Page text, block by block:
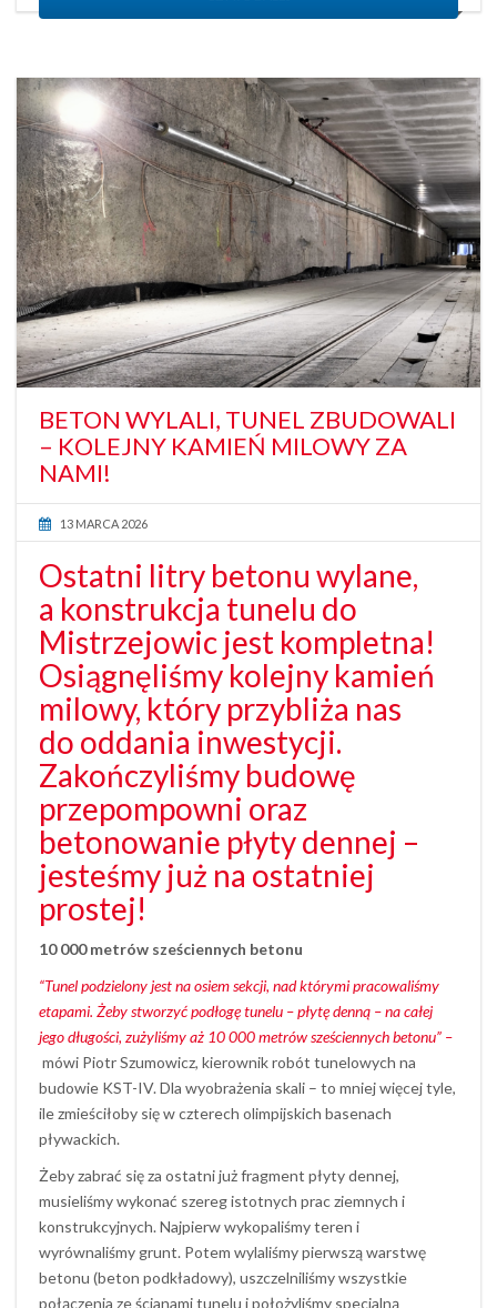
BETON WYLALI, TUNEL ZBUDOWALI
– KOLEJNY KAMIEŃ MILOWY ZA
NAMI!
13 MARCA 2026
Ostatni litry betonu wylane,
a konstrukcja tunelu do
Mistrzejowic jest kompletna!
Osiągnęliśmy kolejny kamień
milowy, który przybliża nas
do oddania inwestycji.
Zakończyliśmy budowę
przepompowni oraz
betonowanie płyty dennej –
jesteśmy już na ostatniej
prostej!
10 000 metrów sześciennych betonu
“Tunel podzielony jest na osiem sekcji, nad którymi pracowaliśmy
etapami. Żeby stworzyć podłogę tunelu – płytę denną – na całej
jego długości, zużyliśmy aż 10 000 metrów sześciennych betonu” –
mówi Piotr Szumowicz, kierownik robót tunelowych na
budowie KST-IV.Dla wyobrażenia skali – to mniej więcej tyle,
ile zmieściłoby się w czterech olimpijskich basenach
pływackich.
Żeby zabrać się za ostatni już fragment płyty dennej,
musieliśmy wykonać szereg istotnych prac ziemnych i
konstrukcyjnych. Najpierw wykopaliśmy teren i
wyrównaliśmy grunt. Potem wylaliśmy pierwszą warstwę
betonu (beton podkładowy), uszczelniliśmy wszystkie
połączenia ze ścianami tunelu i położyliśmy specjalną